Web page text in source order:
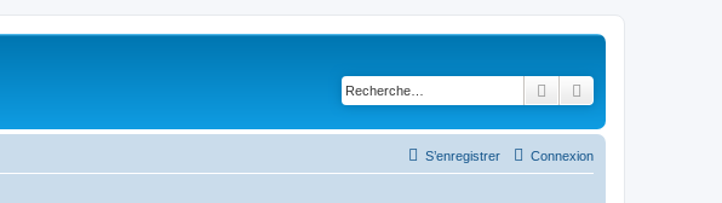
Rechercher
Connexion
S’enregistrer